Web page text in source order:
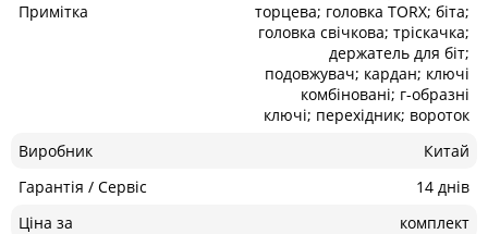
Примітка
торцева; головка TORX; біта;
головка свічкова; тріскачка;
держатель для біт;
подовжувач; кардан; ключі
комбіновані; г-образні
ключі; перехідник; вороток
Виробник
Китай
Гарантія / Сервіс
14 днів
Ціна за
комплект